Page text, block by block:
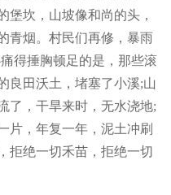
堡坎，山坡像和尚的头，
青烟。村民们再修，暴雨
得捶胸顿足的是，那些滚
良田沃土，堵塞了小溪;山
了，干旱来时，无水浇地;
片，年复一年，泥土冲刷
拒绝一切禾苗，拒绝一切